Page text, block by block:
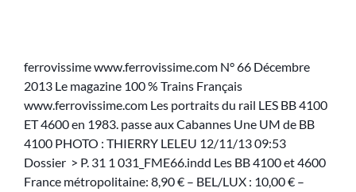
ferrovissime www.ferrovissime.com N° 66 Décembre
2013 Le magazine 100 % Trains Français
www.ferrovissime.com Les portraits du rail LES BB 4100
ET 4600 en 1983. passe aux Cabannes Une UM de BB
4100 PHOTO : THIERRY LELEU 12/11/13 09:53
Dossier > P. 31 1 031_FME66.indd Les BB 4100 et 4600
France métropolitaine: 8,90 € – BEL/LUX : 10,00 € –